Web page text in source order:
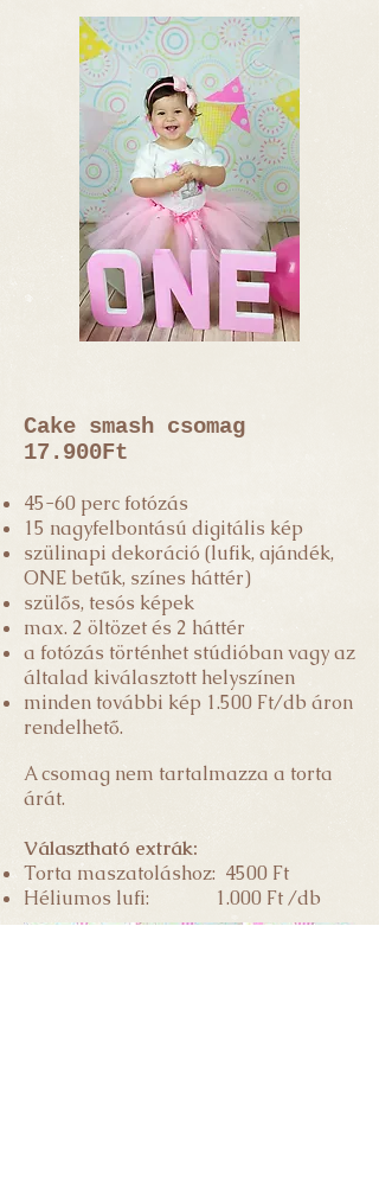
Cake smash csomag
17.900Ft
45-60 perc fotózás
15 nagyfelbontású digitális kép
szülinapi dekoráció (lufik, ajándék,
ONE betűk, színes háttér)
szülős, tesós képek
max. 2 öltözet és 2 háttér
a fotózás történhet stúdióban vagy az
általad kiválasztott helyszínen
minden további kép 1.500 Ft/db áron
rendelhető.
A csomag nem tartalmazza a torta
árát.
Választható extrák:
Torta maszatoláshoz: 4500 Ft
Héliumos lufi: 1.000 Ft /db